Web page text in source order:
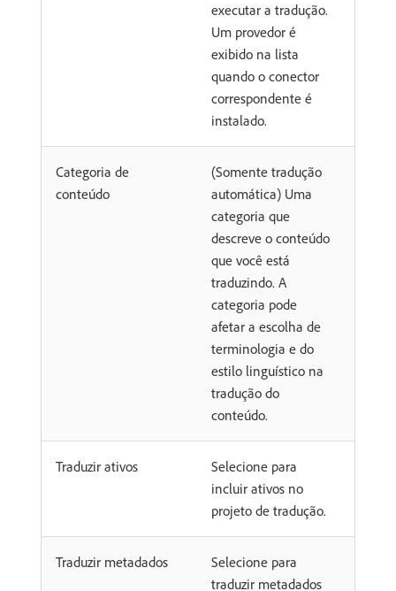
executar a tradução.
Um provedor é
exibido na lista
quando o conector
correspondente é
instalado.
Categoria de
conteúdo
(Somente tradução
automática) Uma
categoria que
descreve o conteúdo
que você está
traduzindo. A
categoria pode
afetar a escolha de
terminologia e do
estilo linguístico na
tradução do
conteúdo.
Traduzir ativos
Selecione para
incluir ativos no
projeto de tradução.
Traduzir metadados
Selecione para
traduzir metadados